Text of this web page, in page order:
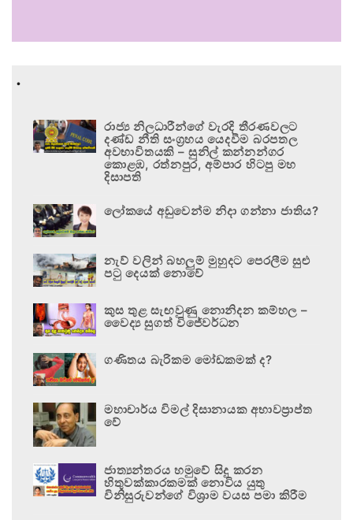
.
රාජ්‍ය නිලධාරීන්ගේ වැරදි තීරණවලට
දණ්ඩ නීති සංග්‍රහය යෙදවීම බරපතල
අවභාවිතයකි – සුනිල් කන්නන්ගර
කොළඹ, රත්නපුර, අම්පාර හිටපු මහ
දිසාපති
ලෝකයේ අඩුවෙන්ම නිදා ගන්නා ජාතිය?
නැව් වලින් බහලුම් මුහුදට පෙරලීම සුළු
පටු දෙයක් නොවේ
කුස තුළ සැඟවුණු නොනිදන කම්හල –
වෛද්‍ය සුගත් විජේවර්ධන
ගණිතය බැරිකම මෝඩකමක් ද?
මහාචාර්ය විමල් දිසානායක අභාවප්‍රාප්ත
වේ
ජාත්‍යන්තරය හමුවේ සිදු කරන
හිතුවක්කාරකමක් නොවිය යුතු
විනිසුරුවන්ගේ විශ්‍රාම වයස පමා කිරීම